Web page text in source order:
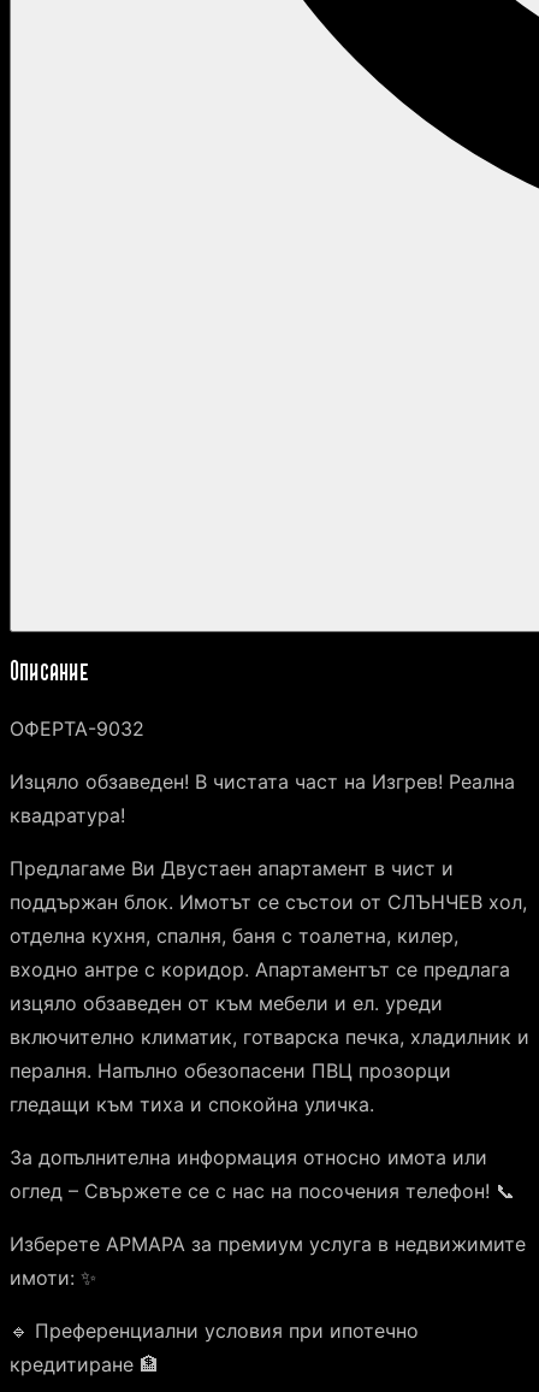
Описание
ОФЕРТА-9032
Изцяло обзаведен! В чистата част на Изгрев! Реална
квадратура!
Предлагаме Ви Двустаен апартамент в чист и
поддържан блок. Имотът се състои от СЛЪНЧЕВ хол,
отделна кухня, спалня, баня с тоалетна, килер,
входно антре с коридор. Апартаментът се предлага
изцяло обзаведен от към мебели и ел. уреди
включително климатик, готварска печка, хладилник и
пералня. Напълно обезопасени ПВЦ прозорци
гледащи към тиха и спокойна уличка.
За допълнителна информация относно имота или
оглед – Свържете се с нас на посочения телефон! 📞
Изберете АРМАРА за премиум услуга в недвижимите
имоти: ✨
🔹 Преференциални условия при ипотечно
кредитиране 🏦